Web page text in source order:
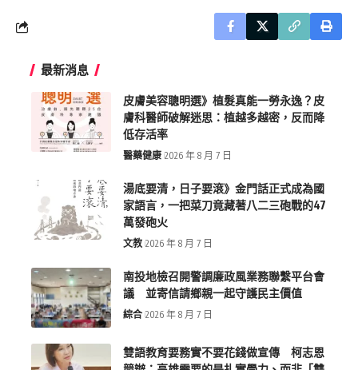
最新消息
皮膚美容聰明選》植髮真能一勞永逸？皮
膚科醫師破解迷思：植越多越密，反而降
低存活率
醫藥健康 2026 年 8 月 7 日
湯底要清，日子要滾》金門話正式成為國
家語言，一把菜刀竟藏著八二三砲戰的47
萬發砲火
文教 2026 年 8 月 7 日
南投地檢召開警調廉政風業務聯繫平台會
議 並寄信請鄉親一起守護民主價值
綜合 2026 年 8 月 7 日
雙語教育要務實不要花錢做宣傳 柯志恩